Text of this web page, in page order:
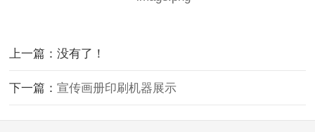
上一篇：没有了！
下一篇：宣传画册印刷机器展示